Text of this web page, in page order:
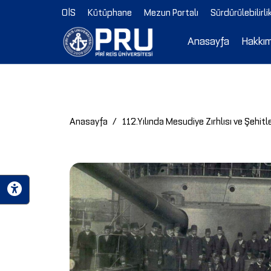
OİS Kütüphane Mezun Portalı
Anasayfa
Anasayfa 112.Yılında Mesudiye Zırhlısı ve